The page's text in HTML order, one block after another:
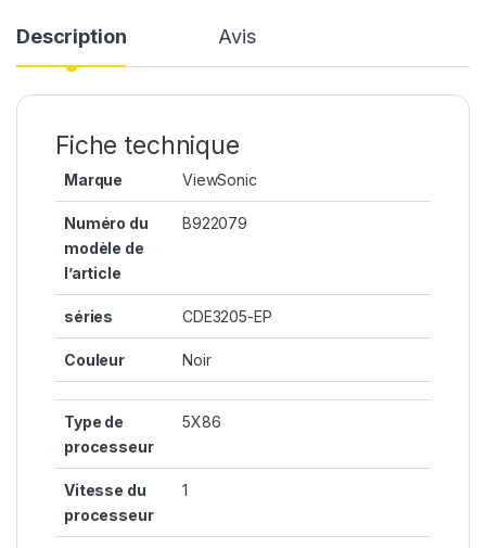
Description Avis
Fiche technique
Marque ViewSonic
Numéro du
modèle de
l’article
B922079
séries CDE3205-EP
Couleur Noir
Type de
processeur
5X86
Vitesse du
processeur
1